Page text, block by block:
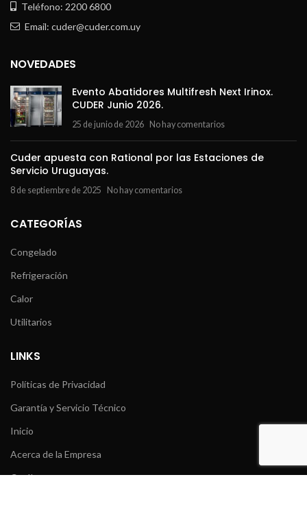
Teléfono: 2200 6800
Email: cuder@cuder.com.uy
NOVEDADES
Evento Abatidores Multifresh Next Irinox.
CUDER Junio 2026.
25 de junio de 2026 No hay comentarios
Cuder apuesta con Rational por las Estaciones de
Servicio Uruguayas.
8 de septiembre de 2025 No hay comentarios
CATEGORÍAS
Congelado
Refrigeración
Calor
Utilitarios
LINKS
Políticas de Privacidad
Garantía y Servicio Técnico
Inicio
Acerca de la Empresa
Catálogo